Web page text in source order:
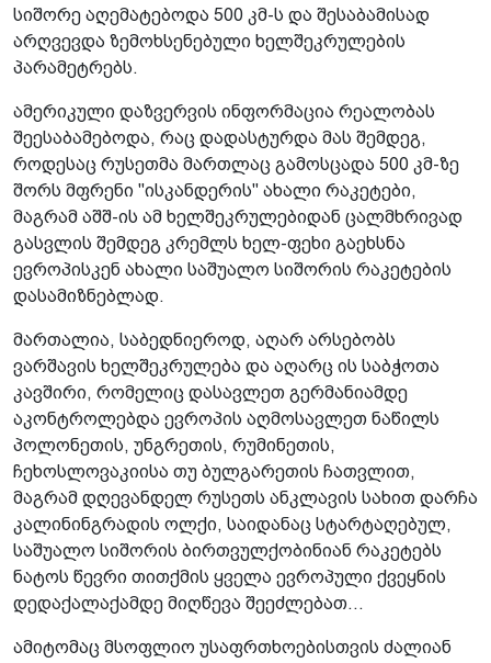
სიშორე აღემატებოდა 500 კმ-ს და შესაბამისად
არღვევდა ზემოხსენებული ხელშეკრულების
პარამეტრებს.
ამერიკული დაზვერვის ინფორმაცია რეალობას
შეესაბამებოდა, რაც დადასტურდა მას შემდეგ,
როდესაც რუსეთმა მართლაც გამოსცადა 500 კმ-ზე
შორს მფრენი "ისკანდერის" ახალი რაკეტები,
მაგრამ აშშ-ის ამ ხელშეკრულებიდან ცალმხრივად
გასვლის შემდეგ კრემლს ხელ-ფეხი გაეხსნა
ევროპისკენ ახალი საშუალო სიშორის რაკეტების
დასამიზნებლად.
მართალია, საბედნიეროდ, აღარ არსებობს
ვარშავის ხელშეკრულება და აღარც ის საბჭოთა
კავშირი, რომელიც დასავლეთ გერმანიამდე
აკონტროლებდა ევროპის აღმოსავლეთ ნაწილს
პოლონეთის, უნგრეთის, რუმინეთის,
ჩეხოსლოვაკიისა თუ ბულგარეთის ჩათვლით,
მაგრამ დღევანდელ რუსეთს ანკლავის სახით დარჩა
კალინინგრადის ოლქი, საიდანაც სტარტაღებულ,
საშუალო სიშორის ბირთვულქობინიან რაკეტებს
ნატოს წევრი თითქმის ყველა ევროპული ქვეყნის
დედაქალაქამდე მიღწევა შეეძლებათ...
ამიტომაც მსოფლიო უსაფრთხოებისთვის ძალიან